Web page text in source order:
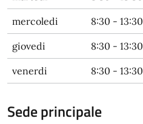
mercoledi 8:30 - 13:30
giovedi 8:30 - 13:30
venerdi 8:30 - 13:30
Sede principale